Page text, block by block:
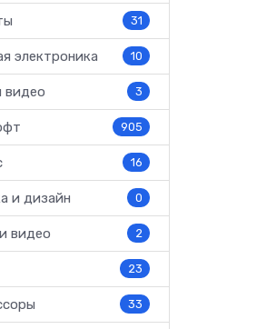
31
электроника 10
3
905
16
и дизайн 0
видео 2
23
33